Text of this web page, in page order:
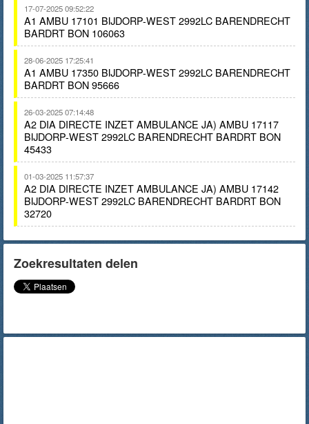
17-07-2025 09:52:22
A1 AMBU 17101 BIJDORP-WEST 2992LC BARENDRECHT
BARDRT BON 106063
28-06-2025 17:25:41
A1 AMBU 17350 BIJDORP-WEST 2992LC BARENDRECHT
BARDRT BON 95666
26-03-2025 07:14:48
A2 DIA DIRECTE INZET AMBULANCE JA) AMBU 17117
BIJDORP-WEST 2992LC BARENDRECHT BARDRT BON
45433
01-03-2025 11:57:37
A2 DIA DIRECTE INZET AMBULANCE JA) AMBU 17142
BIJDORP-WEST 2992LC BARENDRECHT BARDRT BON
32720
Zoekresultaten delen